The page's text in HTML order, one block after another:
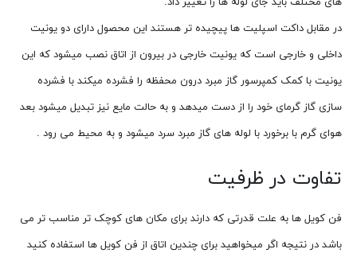
در مقابل داکت اسپلیت ها پیچیده تر هستند این محصول دارای دو یونیت
داخلی و خارجی است که یونیت خارجی در بیرون از اتاق نصب میشود که این
یونیت با کمک کمپرسور گاز مبرد درون محفظه را فشرده میکند با فشرده
سازی گاز گرمای خود را از دست میدهد و به حالت مایع نیز تبدیل میشود بعد
هوای گرم با برخورد با لوله های گاز مبرد سرد میشود و به محیط می رود .
تفاوت در ظرفیت
فن کویل ها به علت قدرتی که دارند برای مکان های کوچک تر مناسب تر می
باشد در نتیجه اگر میخواهید برای چندین اتاق از فن کویل ها استفاده کنید